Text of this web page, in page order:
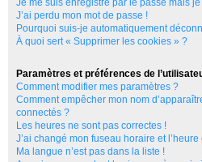
J’ai perdu mon mot de passe !
Pourquoi suis-je automatiquement
À quoi sert « Supprimer les cookies » ?
Paramètres et préférences de
Comment modifier mes paramètres ?
Comment empêcher mon nom
connectés ?
Les heures ne sont pas correctes !
J’ai changé mon fuseau horaire et
Ma langue n’est pas dans la liste !